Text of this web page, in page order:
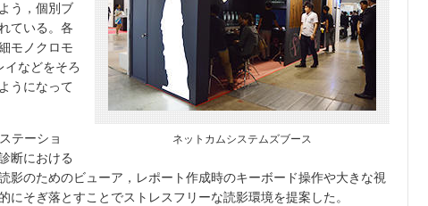
ネットカムシステムズブース
う，個別ブ
ている。各
モノクロモ
イなどをそろ
うになって
テーショ
断における
影のためのビューア，レポート作成時のキーボード操作や大きな視
そぎ落とすことでストレスフリーな読影環境を提案した。